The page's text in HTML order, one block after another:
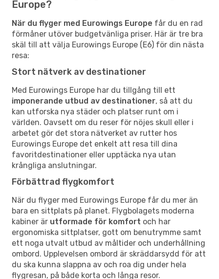
Europe?
När du flyger med Eurowings Europe får du en rad
förmåner utöver budgetvänliga priser. Här är tre bra
skäl till att välja Eurowings Europe (E6) för din nästa
resa:
Stort nätverk av destinationer
Med Eurowings Europe har du tillgång till ett
imponerande utbud av destinationer, så att du
kan utforska nya städer och platser runt om i
världen. Oavsett om du reser för nöjes skull eller i
arbetet gör det stora nätverket av rutter hos
Eurowings Europe det enkelt att resa till dina
favoritdestinationer eller upptäcka nya utan
krångliga anslutningar.
Förbättrad flygkomfort
När du flyger med Eurowings Europe får du mer än
bara en sittplats på planet. Flygbolagets moderna
kabiner är utformade för komfort och har
ergonomiska sittplatser, gott om benutrymme samt
ett noga utvalt utbud av måltider och underhållning
ombord. Upplevelsen ombord är skräddarsydd för att
du ska kunna slappna av och roa dig under hela
flygresan, på både korta och långa resor.